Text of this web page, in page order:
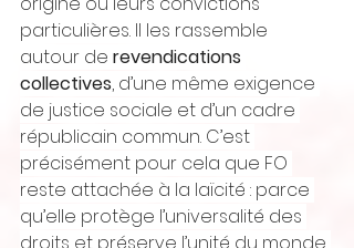
particulières. Il les rassemble
autour de revendications
collectives, d’une même exigence
de justice sociale et d’un cadre
républicain commun. C’est
précisément pour cela que FO
reste attachée à la laïcité : parce
qu’elle protège l’universalité des